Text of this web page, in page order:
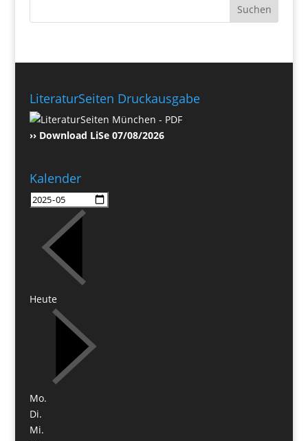
LiteraturSeiten Druckausgabe
›› Download LiSe 07/08/2026
Kalender
Heute
Mo.
Di.
Mi.